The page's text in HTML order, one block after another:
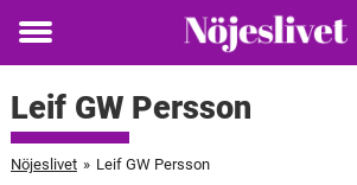
Toggle
Leif GW Persson
Nöjeslivet » Leif GW Persson